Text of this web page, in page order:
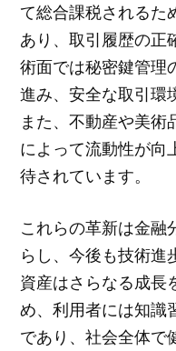
て総合課税されるた
あり、取引履歴の正
術面では秘密鍵管理
進み、安全な取引環
また、不動産や美術
によって流動性が向
待されています。
これらの革新は金融
らし、今後も技術進
資産はさらなる成長
め、利用者には知識
であり、社会全体で